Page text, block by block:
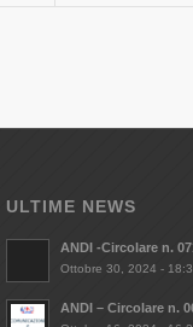
ULTIME NEWS
ANDI -Circolare n.
Ottobre 30, 2024 -
ANDI – Circolare n.